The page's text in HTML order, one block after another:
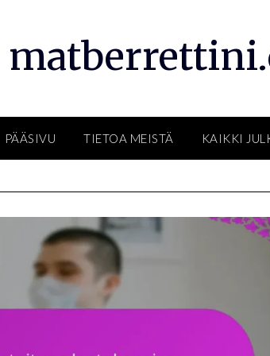
PÄÄSIVU TIETOA MEISTÄ KAIKKI